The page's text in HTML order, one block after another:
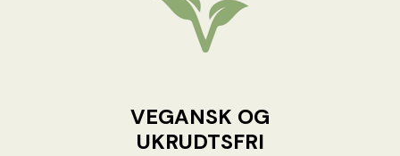
VEGANSK OG
UKRUDTSFRI